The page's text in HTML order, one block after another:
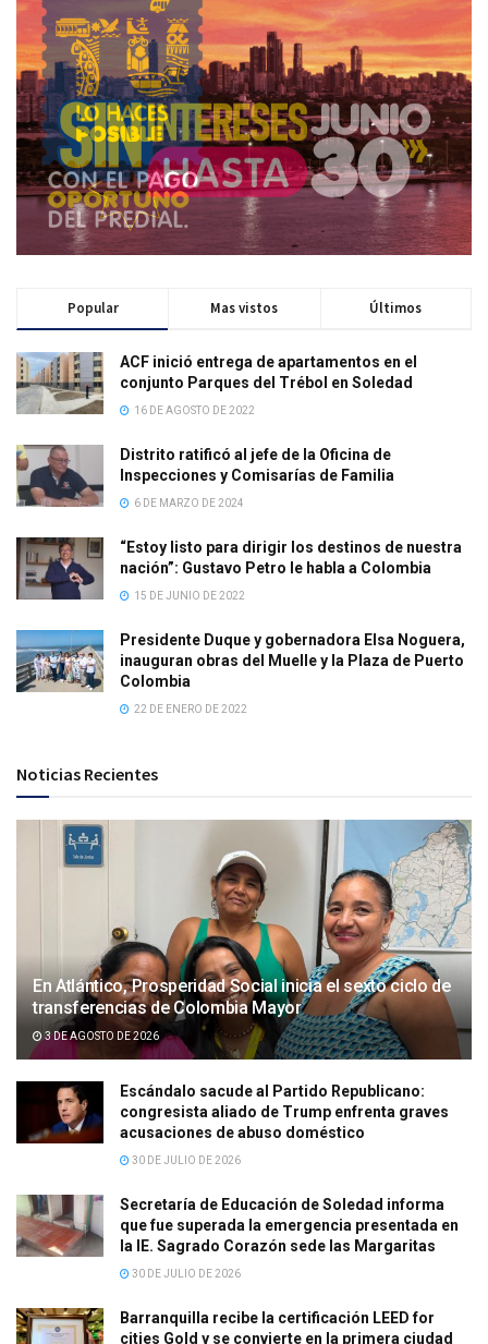
Popular Mas vistos Últimos
ACF inició entrega de apartamentos en el
conjunto Parques del Trébol en Soledad
16 DE AGOSTO DE 2022
Distrito ratificó al jefe de la Oficina de
Inspecciones y Comisarías de Familia
6 DE MARZO DE 2024
“Estoy listo para dirigir los destinos de nuestra
nación”: Gustavo Petro le habla a Colombia
15 DE JUNIO DE 2022
Presidente Duque y gobernadora Elsa Noguera,
inauguran obras del Muelle y la Plaza de Puerto
Colombia
22 DE ENERO DE 2022
Noticias Recientes
En Atlántico, Prosperidad Social inicia el sexto ciclo de
transferencias de Colombia Mayor
3 DE AGOSTO DE 2026
Escándalo sacude al Partido Republicano:
congresista aliado de Trump enfrenta graves
acusaciones de abuso doméstico
30 DE JULIO DE 2026
Secretaría de Educación de Soledad informa
que fue superada la emergencia presentada en
la IE. Sagrado Corazón sede las Margaritas
30 DE JULIO DE 2026
Barranquilla recibe la certificación LEED for
cities Gold y se convierte en la primera ciudad